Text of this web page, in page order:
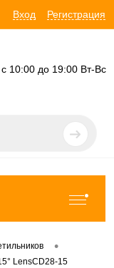
Вход Регистрация
с 10:00 до 19:00 Вт-Вс
•
LensCD28-15